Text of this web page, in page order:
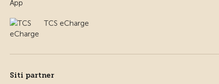
TCS eCharge
Siti partner